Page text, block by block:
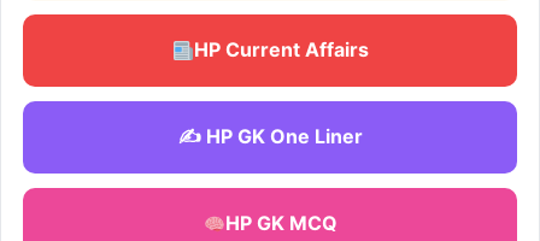
HP Current Affairs
✍️ HP GK One Liner
HP GK MCQ